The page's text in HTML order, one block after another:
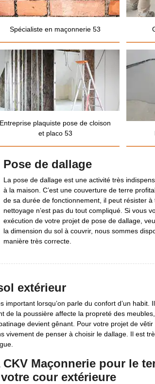
Spécialiste en maçonnerie 53
Entreprise plaquiste pose de cloison
et placo 53
Pose de dallage
La pose de dallage est une activité très
à la maison. C’est une couverture de terre
de sa durée de fonctionnement, il peut résister
nettoyage n’est pas du tout compliqué. Si vous
exécution de votre projet de pose de dallage,
la dimension du sol à couvrir, nous sommes
manière très correcte.
extérieur
important lorsqu’on parle du confort d’un habit.
de la poussière affecte la propreté des
devient gênant. Pour votre projet de vêtir
vivement de penser à choisir le dallage. Il est
Maçonnerie pour le
cour extérieure